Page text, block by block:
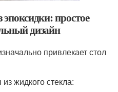
простое
дизайн
привлекает стол
жидкого стекла: